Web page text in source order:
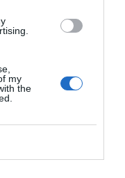
my
the